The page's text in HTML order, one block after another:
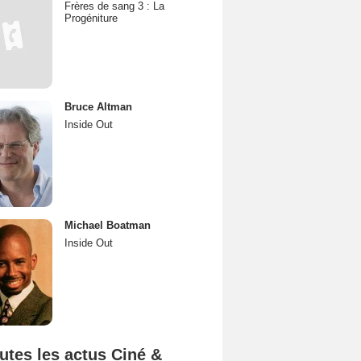
Frères de sang 3 : La
Progéniture
Bruce Altman
Inside Out
Michael Boatman
Inside Out
les actus Ciné &